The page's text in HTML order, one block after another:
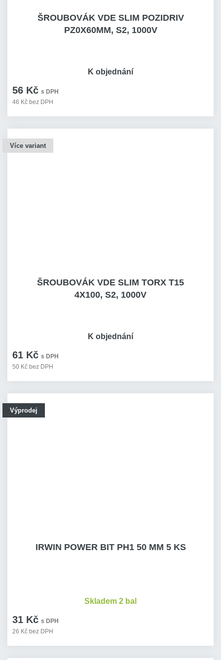
ŠROUBOVÁK VDE SLIM POZIDRIV
PZ0X60MM, S2, 1000V
56 Kč s DPH
46 Kč bez DPH
K objednání
Více variant
ŠROUBOVÁK VDE SLIM TORX T15
4X100, S2, 1000V
61 Kč s DPH
50 Kč bez DPH
K objednání
Výprodej
IRWIN POWER BIT PH1 50 MM 5 KS
31 Kč s DPH
26 Kč bez DPH
Skladem 2 bal